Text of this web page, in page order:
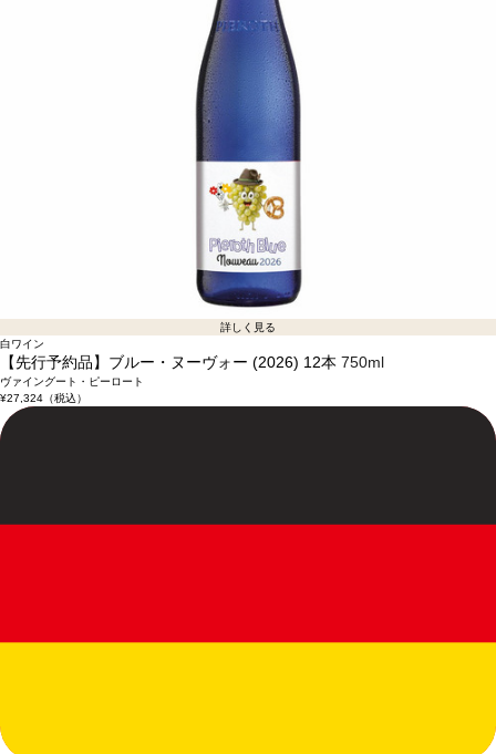
詳しく見る
白ワイン
【先行予約品】ブルー・ヌーヴォー (2026) 12本 750ml
ヴァイングート・ピーロート
¥27,324（税込）